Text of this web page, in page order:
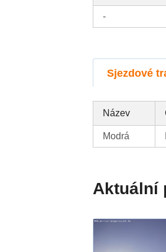
-
Sjezdové
Název
Modrá
Aktuální